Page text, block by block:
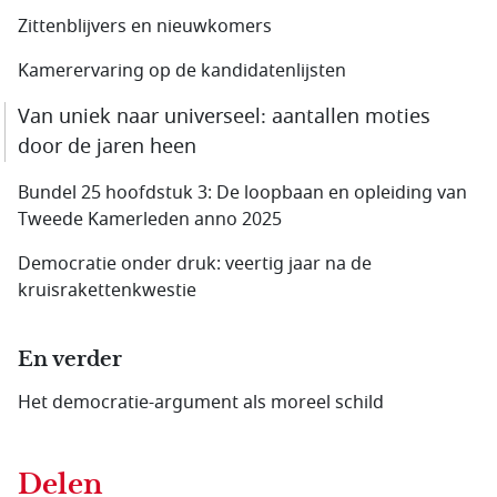
Zittenblijvers en nieuwkomers
Kamerervaring op de kandidatenlijsten
Van uniek naar universeel: aantallen moties
door de jaren heen
Bundel 25 hoofdstuk 3: De loopbaan en opleiding van
Tweede Kamerleden anno 2025
Democratie onder druk: veertig jaar na de
kruisrakettenkwestie
En verder
Het democratie-argument als moreel schild
Delen